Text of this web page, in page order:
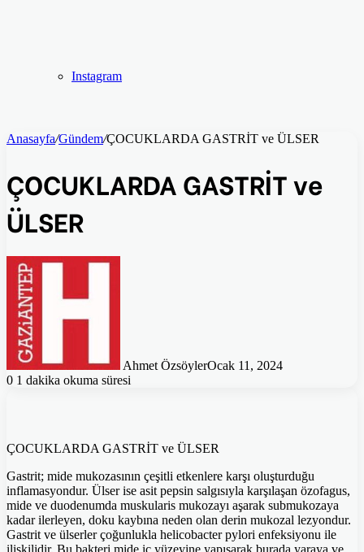
Instagram
Anasayfa/Gündem/ÇOCUKLARDA GASTRİT ve ÜLSER
ÇOCUKLARDA GASTRİT ve
ÜLSER
Ahmet ÖzsöylerOcak 11, 2024
0 1 dakika okuma süresi
ÇOCUKLARDA GASTRİT ve ÜLSER
Gastrit; mide mukozasının çeşitli etkenlere karşı oluşturduğu
inflamasyondur. Ülser ise asit pepsin salgısıyla karşılaşan özofagus,
mide ve duodenumda muskularis mukozayı aşarak submukozaya
kadar ilerleyen, doku kaybına neden olan derin mukozal lezyondur.
Gastrit ve ülserler çoğunlukla helicobacter pylori enfeksiyonu ile